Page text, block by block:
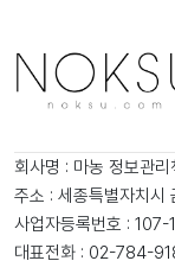
회사명 : 마농 정보관
주소 : 세종특별자치시
사업자등록번호 :
대표전화 : 02-784-